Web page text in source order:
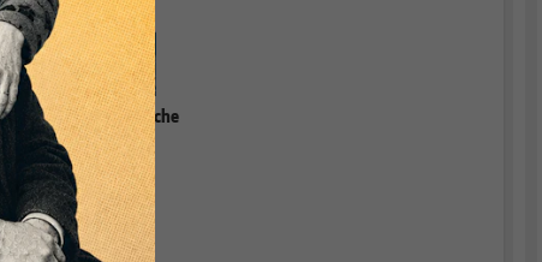
Dürfen europäische
Gesetze
Grundfreiheiten
einschränken?